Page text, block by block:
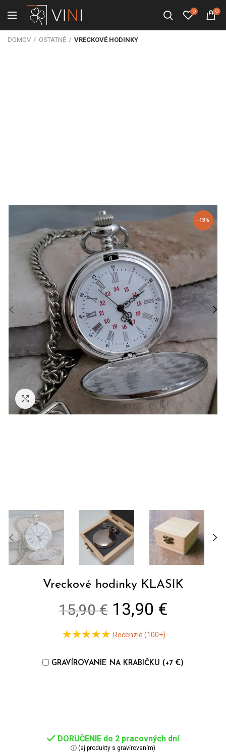
0 0
DOMOV OSTATNÉ VRECKOVÉ HODINKY
-13%
Zväčšiť
Recenzie (100+)
Vreckové hodinky KLASIK
GRAVÍROVANIE NA KRABIČKU (+7 €)
15,90 € Original
price
15,90 €.
13,90 €
13,90
DORUČENIE do 2 pracovných dní
ⓘ (aj produkty s gravírovaním)